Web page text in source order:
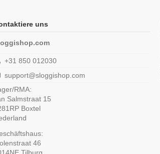
uns
+31 850 012030
support@sloggishop.com
RMA:
Salmstraat 15
Boxtel
46
Tilburg